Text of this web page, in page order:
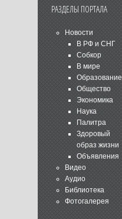
РАЗДЕЛЫ ПОРТАЛА
Новости
В РФ и СНГ
Собкор
В мире
Образование
Общество
Экономика
Наука
Палитра
Здоровый
образ жизни
Объявления
Видео
Аудио
Библиотека
Фотогалерея